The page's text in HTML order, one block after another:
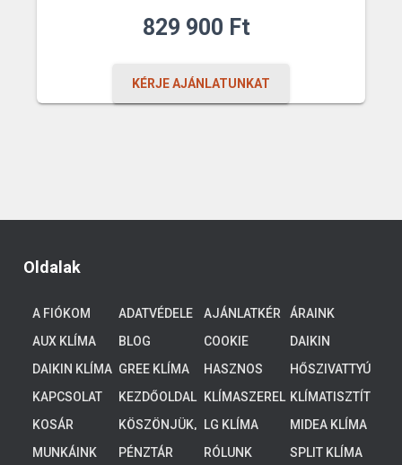
829 900 Ft
KÉRJE AJÁNLATUNKAT
Oldalak
A FIÓKOM
ADATVÉDELE
AJÁNLATKÉR
ÁRAINK
AUX KLÍMA
BLOG
COOKIE
DAIKIN
ALACSONY
HŐMÉRSÉKLE
RENDSZEREK,
DAIKIN KLÍMA GREE KLÍMA
HASZNOS
TUDNIVALÓK
HŐSZIVATTYÚ
KAPCSOLAT KEZDŐOLDAL
KLÍMASZEREL KLÍMATISZTÍT
KOSÁR
KÖSZÖNJÜK,
HOGY
ELKÜLDTE
LG KLÍMA
MIDEA KLÍMA
MUNKÁINK
PÉNZTÁR RÓLUNK SPLIT KLÍMA